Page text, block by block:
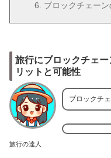
ブロックチェー
旅行にブロックチェ
リットと可能性
旅行の達人
ブロックチ